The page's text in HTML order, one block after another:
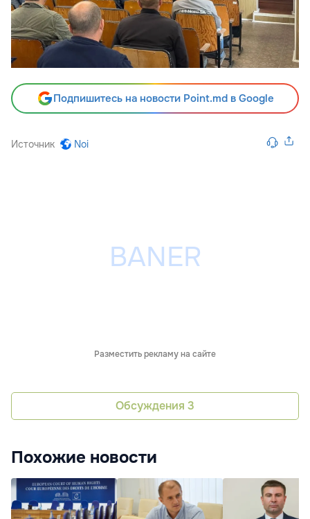
Подпишитесь на новости Point.md в Google
Источник Noi
Разместить рекламу на сайте
Обсуждения 3
Похожие новости